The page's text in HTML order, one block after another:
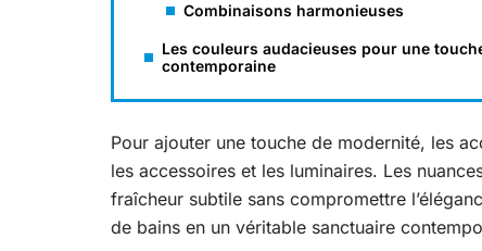
Combinaisons harmonieuses
Les couleurs audacieuses pour une
contemporaine
Pour ajouter une touche de modernité, les
les accessoires et les luminaires. Les
fraîcheur subtile sans compromettre
de bains en un véritable sanctuaire